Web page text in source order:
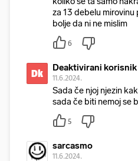
za 13 debelu mirovinu
bolje da ni ne mislim
6
Dk Deaktivirani korisnik
11.6.2024.
Sada če njoj njezin
sada če biti nemoj se
5
sarcasmo
11.6.2024.